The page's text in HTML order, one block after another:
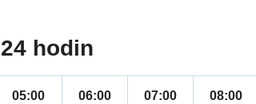
hodin
05:00 06:00 07:00 08:00